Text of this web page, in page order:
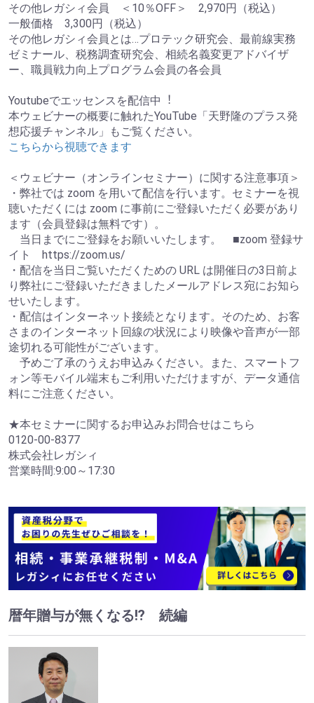
その他レガシィ会員 ＜10％OFF＞ 2,970円（税込）
一般価格 3,300円（税込）
その他レガシィ会員とは…プロテック研究会、最前線実務
ゼミナール、税務調査研究会、相続名義変更アドバイザ
ー、職員戦力向上プログラム会員の各会員
Youtubeでエッセンスを配信中︕
本ウェビナーの概要に触れたYouTube「天野隆のプラス発
想応援チャンネル」もご覧ください。
こちらから視聴できます
＜ウェビナー（オンラインセミナー）に関する注意事項＞
・弊社では zoom を用いて配信を行います。セミナーを視
聴いただくには zoom に事前にご登録いただく必要があり
ます（会員登録は無料です）。
当日までにご登録をお願いいたします。 ■zoom 登録サ
イト https://zoom.us/
・配信を当日ご覧いただくための URL は開催日の3日前よ
り弊社にご登録いただきましたメールアドレス宛にお知ら
せいたします。
・配信はインターネット接続となります。そのため、お客
さまのインターネット回線の状況により映像や音声が一部
途切れる可能性がございます。
予めご了承のうえお申込みください。また、スマートフ
ォン等モバイル端末もご利用いただけますが、データ通信
料にご注意ください。
★本セミナーに関するお申込みお問合せはこちら
0120-00-8377
株式会社レガシィ
営業時間:9:00～17:30
暦年贈与が無くなる⁉ 続編